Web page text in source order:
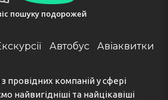
пошуку подорожей
Автобус Авіаквитки
провідних компаній у сфері
найвигідніші та найцікавіші